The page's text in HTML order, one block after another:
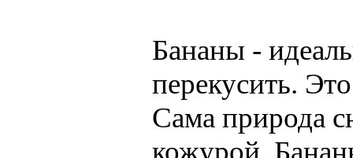
Бананы -
перекусить.
Сама природа